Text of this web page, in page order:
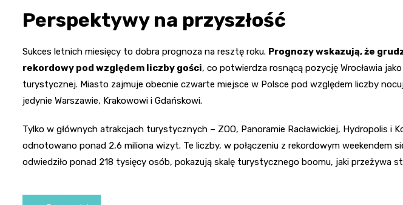
Perspektywy na przyszłość
Sukces letnich miesięcy to dobra prognoza na resztę roku. Prognozy wskazują, że
rekordowy pod względem liczby gości, co potwierdza rosnącą pozycję Wrocławia
turystycznej. Miasto zajmuje obecnie czwarte miejsce w Polsce pod względem liczby
jedynie Warszawie, Krakowowi i Gdańskowi.
Tylko w głównych atrakcjach turystycznych – ZOO, Panoramie Racławickiej, Hydropolis i
odnotowano ponad 2,6 miliona wizyt. Te liczby, w połączeniu z rekordowym weekendem
odwiedziło ponad 218 tysięcy osób, pokazują skalę turystycznego boomu, jaki przeżywa